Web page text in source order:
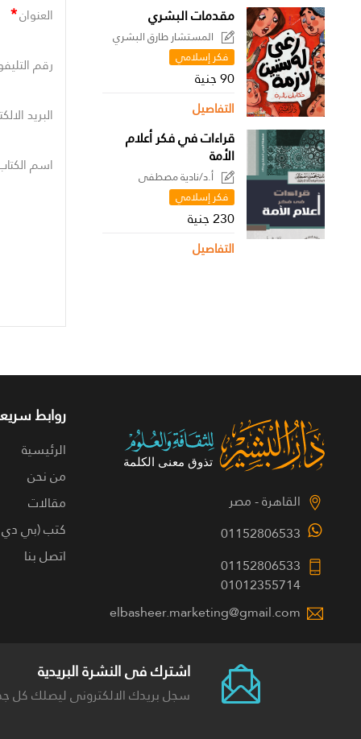
مقدمات البشري
المستشار طارق البشري
فكر إسلامي
90 جنية
التفاصيل
قراءات في فكر أعلام
الأمة
أ.د/نادية مصطفى
فكر إسلامي
230 جنية
التفاصيل
العنوان*
رقم
البريد
اسم
القاهرة - مصر
01152806533
01152806533
01012355714
elbasheer.marketing@gmail.com
روابط
الرئيسية
من نحن
مقالات
كتب (بي
اتصل بنا
اشترك فى النشرة البريدية
سجل بريدك الالكترونى ليصلك كل